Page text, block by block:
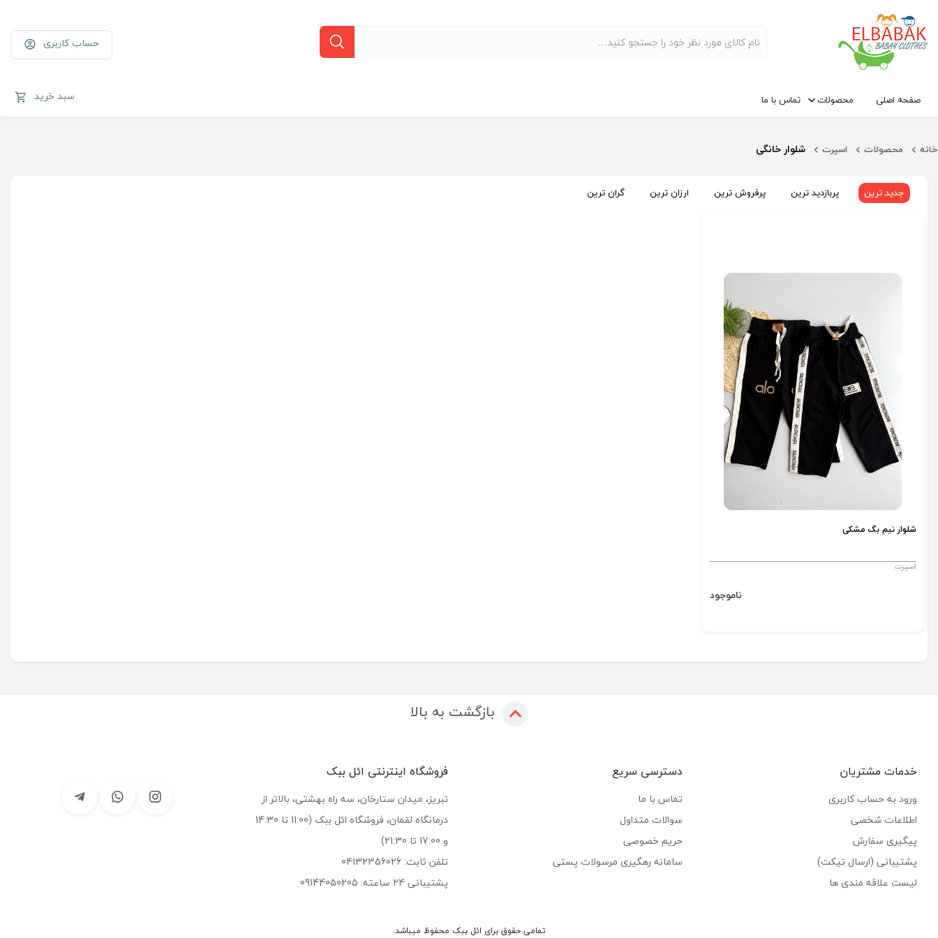
حساب کاربری
صفحه اصلی محصولات تماس با ما سبد خرید
خانه محصولات اسپرت شلوار خانگی
جدید ترین پربازدید ترین پرفروش ترین ارزان ترین گران ترین
شلوار نیم بگ مشکی
اسپرت
ناموجود
بازگشت به بالا
خدمات مشتریان
ورود به حساب کاربری
اطلاعات شخصی
پیگیری سفارش
پشتیبانی (ارسال تیکت)
لیست علاقه مندی ها
دسترسی سریع
تماس با ما
سوالات متداول
حریم خصوصی
سامانه رهگیری مرسولات پستی
فروشگاه اینترنتی ائل ببک
تبریز، میدان ستارخان، سه راه بهشتی، بالاتر از
درمانگاه لقمان، فروشگاه ائل ببک (11:00 تا 14:30
و 17:00 تا 21:30)
تلفن ثابت: 04132356026
پشتیبانی 24 ساعته: 09144050205
تمامی حقوق برای ائل ببک محفوظ میباشد.